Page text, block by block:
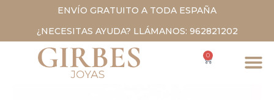
ENVÍO GRATUITO A TODA ESPAÑA
¿NECESITAS AYUDA? LLÁMANOS: 962821202
0